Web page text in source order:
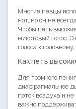
Многие певцы
нот, но он не
Чтобы петь
микстовый голос.
голоса к
Как петь
Для громкого
диафрагмальное
поток воздуха и
важно